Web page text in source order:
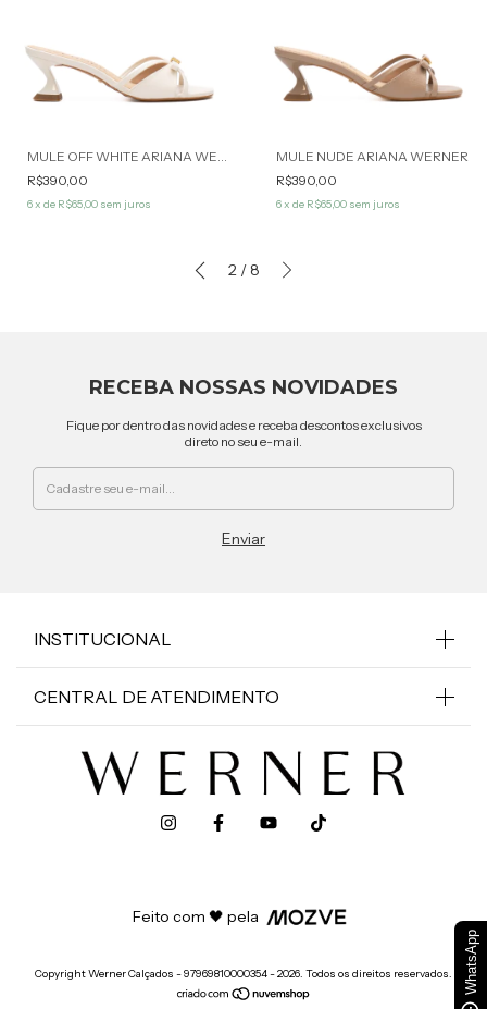
R$390,00
6x de R$65,00 sem juros
MULE NUDE ARIANA WERNER
R$390,00
6x de R$65,00 sem juros
2 /8
WhatsApp
50 REAIS OFF!
RECEBA NOSSAS NOVIDADES
Fique por dentro das novidades e receba descontos exclusivos
direto no seu e-mail.
INSTITUCIONAL
CENTRAL DE ATENDIMENTO
Feito com 🖤 pela
Copyright Werner Calçados - 97969810000354 - 2026. Todos os direitos reservados.